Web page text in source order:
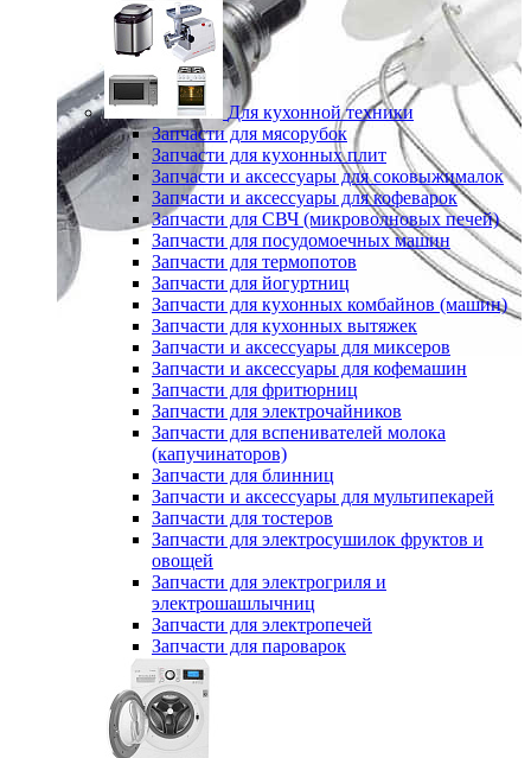
Для кухонной техники
Запчасти для мясорубок
Запчасти для кухонных плит
Запчасти и аксессуары для соковыжималок
Запчасти и аксессуары для кофеварок
Запчасти для СВЧ (микроволновых печей)
Запчасти для посудомоечных машин
Запчасти для термопотов
Запчасти для йогуртниц
Запчасти для кухонных комбайнов (машин)
Запчасти для кухонных вытяжек
Запчасти и аксессуары для миксеров
Запчасти и аксессуары для кофемашин
Запчасти для фритюрниц
Запчасти для электрочайников
Запчасти для вспенивателей молока
(капучинаторов)
Запчасти для блинниц
Запчасти и аксессуары для мультипекарей
Запчасти для тостеров
Запчасти для электросушилок фруктов и
овощей
Запчасти для электрогриля и
электрошашлычниц
Запчасти для электропечей
Запчасти для пароварок